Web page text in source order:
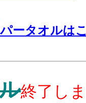
ータオルは
終了し